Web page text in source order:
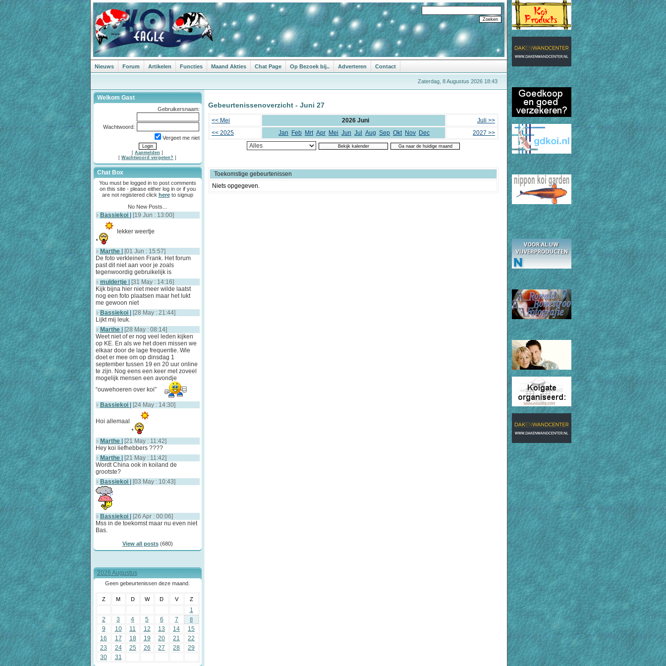
Nieuws Forum Artikelen Functies Maand Akties Chat Page Op Bezoek bij.. Adverteren Contact
Zaterdag, 8 Augustus 2026 18:43
Welkom Gast
Gebruikersnaam:
Wachtwoord:
Vergeet me niet
[ Aanmelden ]
[ Wachtwoord vergeten? ]
Chat Box
You must be logged in to post comments
on this site - please either log in or if you
are not registered click hereto signup
No New Posts...
Bassiekoi [19 Jun : 13:00]
lekker weertje
Marthe
[01 Jun : 15:57]
De foto verkleinen Frank. Het forum
past dit niet aan voor je zoals
tegenwoordig gebruikelijk is
muldertje
[31 May : 14:16]
Kijk bijna hier niet meer wilde laatst
nog een foto plaatsen maar het lukt
me gewoon niet
Bassiekoi
[28 May : 21:44]
Lijkt mij leuk.
Marthe
[28 May : 08:14]
Weet niet of er nog veel leden kijken
op KE. En als we het doen missen we
elkaar door de lage frequentie. Wie
doet er mee om op dinsdag 1
september tussen 19 en 20 uur online
te zijn. Nog eens een keer met zoveel
mogelijk mensen een avondje
“ouwehoeren over koi”
Bassiekoi [24 May : 14:30]
Hoi allemaal
Marthe
[21 May : 11:42]
Hey koi liefhebbers ????
Marthe
[21 May : 11:42]
Wordt China ook in koiland de
grootste?
Bassiekoi
[03 May : 10:43]
Bassiekoi
[26 Apr : 00:06]
Mss in de toekomst maar nu even niet
Bas.
View all posts(680)
2026 Augustus
Geen gebeurtenissen deze maand.
Z M D W D V Z
1
2
3 4 5 6 7 8
9 10 11 12 13 14
15
16
17 18 19 20 21
22
23
24 25 26 27 28
29
30
31
Gebeurtenissenoverzicht - Juni 27
<< Mei 2026 Juni
Juli >>
<< 2025
Jan Feb Mrt Apr Mei Jun Jul Aug Sep Okt Nov Dec 2027 >>
Toekomstige gebeurtenissen
Niets opgegeven.